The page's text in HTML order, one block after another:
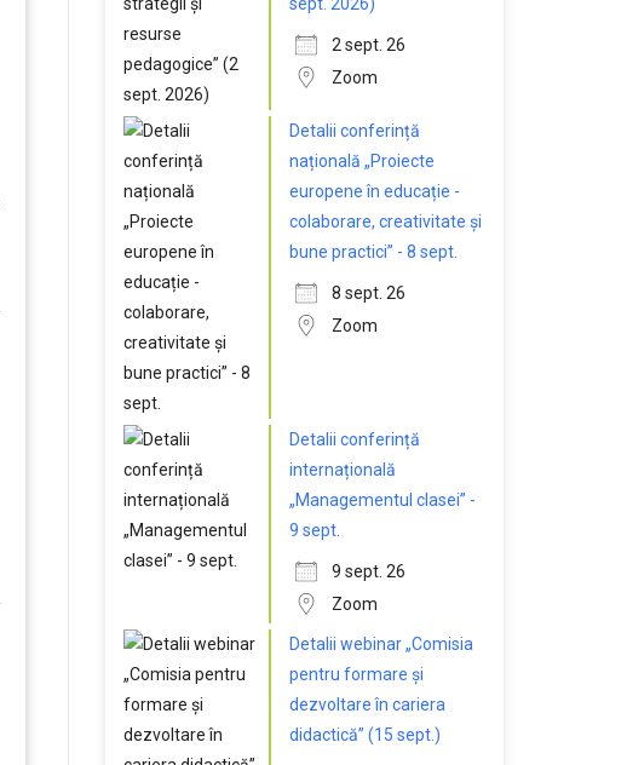
2 sept. 26
Zoom
Detalii conferință
națională „Proiecte
europene în educație -
colaborare, creativitate și
bune practici” - 8 sept.
8 sept. 26
Zoom
Detalii conferință
internațională
„Managementul clasei” -
9 sept.
9 sept. 26
Zoom
Detalii webinar „Comisia
pentru formare și
dezvoltare în cariera
didactică” (15 sept.)